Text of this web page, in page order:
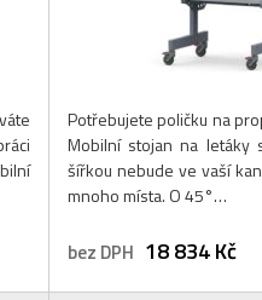
Potřebujete poličku na
Mobilní stojan na letáky
šířkou nebude ve vaší
mnoho místa. O 45°…
bez DPH 18 834 Kč